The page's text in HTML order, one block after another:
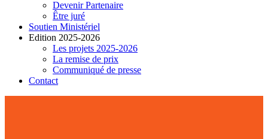
Devenir Partenaire
Être juré
Soutien Ministériel
Edition 2025-2026
Les projets 2025-2026
La remise de prix
Communiqué de presse
Contact